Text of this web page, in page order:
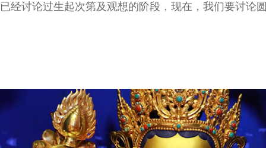
已经讨论过生起次第及观想的阶段，现在，我们要讨论